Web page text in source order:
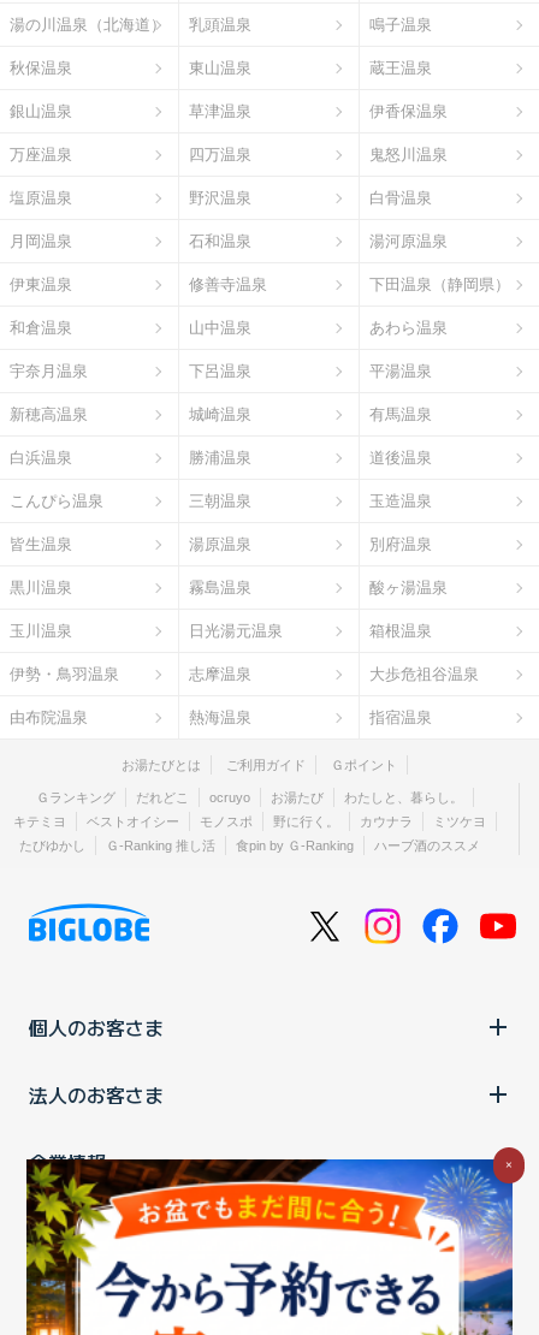
湯の川温泉（北海道） 乳頭温泉 鳴子温泉
秋保温泉 東山温泉 蔵王温泉
銀山温泉 草津温泉 伊香保温泉
万座温泉 四万温泉 鬼怒川温泉
塩原温泉 野沢温泉 白骨温泉
月岡温泉 石和温泉 湯河原温泉
伊東温泉 修善寺温泉 下田温泉（静岡県）
和倉温泉 山中温泉 あわら温泉
宇奈月温泉 下呂温泉 平湯温泉
新穂高温泉 城崎温泉 有馬温泉
白浜温泉 勝浦温泉 道後温泉
こんぴら温泉 三朝温泉 玉造温泉
皆生温泉 湯原温泉 別府温泉
黒川温泉 霧島温泉 酸ヶ湯温泉
玉川温泉 日光湯元温泉 箱根温泉
伊勢・鳥羽温泉 志摩温泉 大歩危祖谷温泉
由布院温泉 熱海温泉 指宿温泉
お湯たびとは ご利用ガイド Ｇポイント
Ｇランキング だれどこ ocruyo お湯たび
わたしと、暮らし。
キテミヨ
ベストオイシー モノスポ 野に行く。 カウナラ
ミツケヨ
たびゆかし
Ｇ-Ranking 推し活 食pin by Ｇ-Ranking ハーブ酒のススメ
個人のお客さま
法人のお客さま
企業情報
ご利用中の方
お問い合わせ消費税の表示 ウェブアクセシビリティの取り組み
個人情報保護ポリシープライバシーポータル Cookieポリシー
×